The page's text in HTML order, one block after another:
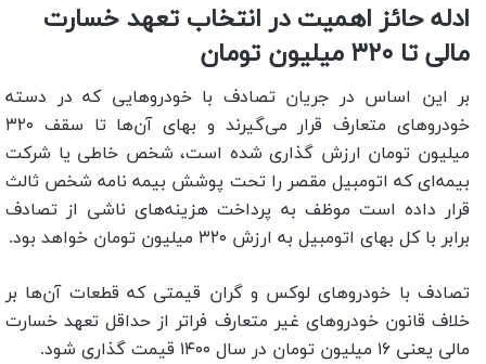
ادله حائز اهمیت در انتخاب تعهد خسارت
مالی تا ۳۲۰ میلیون تومان
بر این اساس در جریان تصادف با خودروهایی که در دسته
خودروهای متعارف قرار می‌گیرند و بهای آن‌ها تا سقف ۳۲۰
میلیون تومان ارزش گذاری شده است، شخص خاطی یا شرکت
بیمه‌ای که اتومبیل مقصر را تحت پوشش بیمه نامه شخص ثالث
قرار داده است موظف به پرداخت هزینه‌های ناشی از تصادف
برابر با کل بهای اتومبیل به ارزش ۳۲۰ میلیون تومان خواهد بود.
تصادف با خودروهای لوکس و گران قیمتی که قطعات آن‌ها بر
خلاف قانون خودروهای غیر متعارف فراتر از حداقل تعهد خسارت
مالی یعنی ۱۶ میلیون تومان در سال ۱۴۰۰ قیمت گذاری شود.